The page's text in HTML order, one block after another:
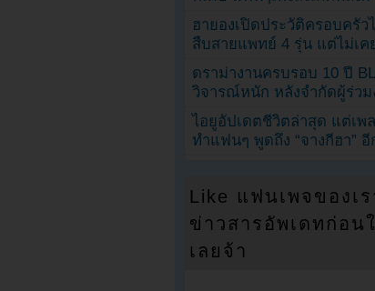
ฮายองเปิดประวัติครอบครัว
สืบสายแพทย์ 4 รุ่น แต่ไม่เค
ดราม่างานครบรอบ 10 ปี
วิจารณ์หนัก หลังจำกัดผู้ร่ว
ไอยูอัปเดตชีวิตล่าสุด แต่เพ
ทำแฟนๆ พูดถึง “จางกีฮา” อี
Like แฟนเพจของเ
ข่าวสารอัพเดทก่อน
เลยจ้า